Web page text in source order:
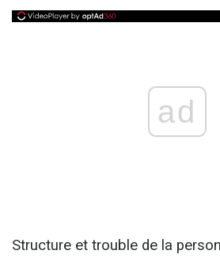
ad
Structure et trouble de la